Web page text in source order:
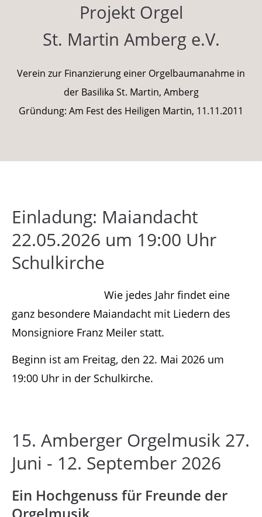
Projekt Orgel
St. Martin Amberg e.V.
Verein zur Finanzierung einer Orgelbaumanahme in
der Basilika St. Martin, Amberg
Gründung: Am Fest des Heiligen Martin, 11.11.2011
Einladung: Maiandacht
22.05.2026 um 19:00 Uhr
Schulkirche
Wie jedes Jahr findet eine
ganz besondere Maiandacht mit Liedern des
Monsigniore Franz Meiler statt.
Beginn ist am Freitag, den 22. Mai 2026 um
19:00 Uhr in der Schulkirche.
15. Amberger Orgelmusik 27.
Juni - 12. September 2026
Ein Hochgenuss für Freunde der
Orgelmusik